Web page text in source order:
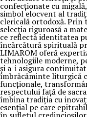
confecționate cu migală,
simbol elocvent al
clericală ortodoxă. Prin
selecția riguroasă a
ce reflectă identitatea
încărcătură spirituală
LIMAROM oferă
tehnologiile moderne,
și a-i asigura
îmbrăcăminte liturgică
funcționale,
respectului față de
îmbina tradiția cu
esențial pe care